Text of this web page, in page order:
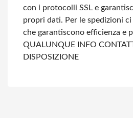
con i protocolli SSL e
propri dati. Per le spedizioni
che garantiscono efficienza e
QUALUNQUE INFO
DISPOSIZIONE